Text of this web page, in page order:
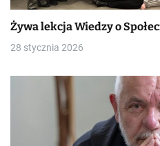
Żywa lekcja Wiedzy o
28 stycznia 2026